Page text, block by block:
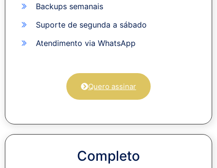
Backups semanais
Suporte de segunda a sábado
Atendimento via WhatsApp
Quero assinar
Completo